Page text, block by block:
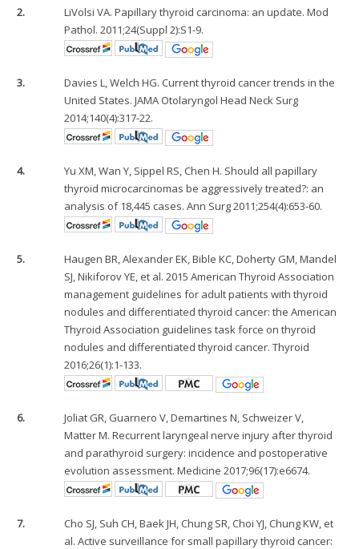
2.
LiVolsi VA. Papillary thyroid carcinoma: an update. Mod
Pathol. 2011;24(Suppl 2):S1-9.
3.
Davies L, Welch HG. Current thyroid cancer trends in the
United States. JAMA Otolaryngol Head Neck Surg
2014;140(4):317-22.
4.
Yu XM, Wan Y, Sippel RS, Chen H. Should all papillary
thyroid microcarcinomas be aggressively treated?: an
analysis of 18,445 cases. Ann Surg 2011;254(4):653-60.
5.
Haugen BR, Alexander EK, Bible KC, Doherty GM, Mandel
SJ, Nikiforov YE, et al. 2015 American Thyroid Association
management guidelines for adult patients with thyroid
nodules and differentiated thyroid cancer: the American
Thyroid Association guidelines task force on thyroid
nodules and differentiated thyroid cancer. Thyroid
2016;26(1):1-133.
6.
Joliat GR, Guarnero V, Demartines N, Schweizer V,
Matter M. Recurrent laryngeal nerve injury after thyroid
and parathyroid surgery: incidence and postoperative
evolution assessment. Medicine 2017;96(17):e6674.
7.
Cho SJ, Suh CH, Baek JH, Chung SR, Choi YJ, Chung KW, et
al. Active surveillance for small papillary thyroid cancer: